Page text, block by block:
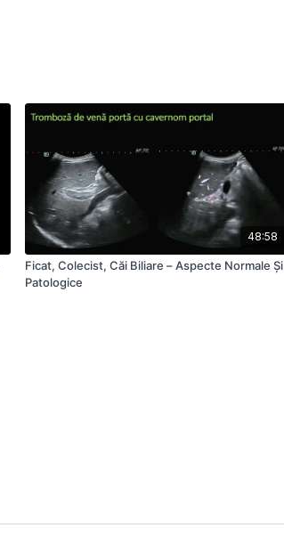
48:58
Ficat, Colecist, Căi Biliare – Aspecte Normale Și
Patologice